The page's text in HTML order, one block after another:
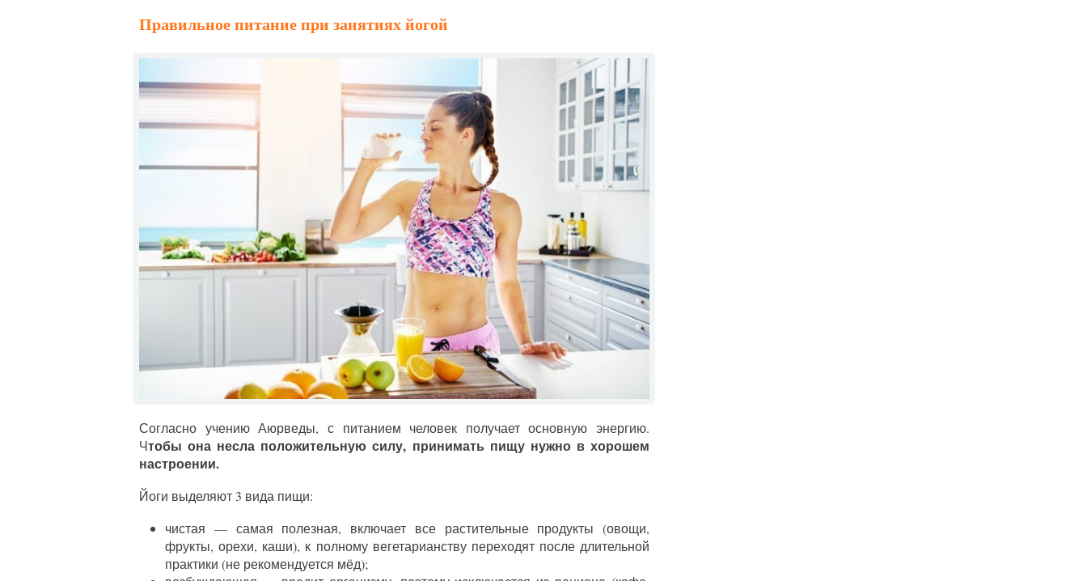
Правильное питание при занятиях йогой
Согласно учению Аюрведы, с питанием человек получает основную энергию.
Чтобы она несла положительную силу, принимать пищу нужно в хорошем
настроении.
Йоги выделяют 3 вида пищи:
чистая — самая полезная, включает все растительные продукты (овощи,
фрукты, орехи, каши), к полному вегетарианству переходят после длительной
практики (не рекомендуется мёд);